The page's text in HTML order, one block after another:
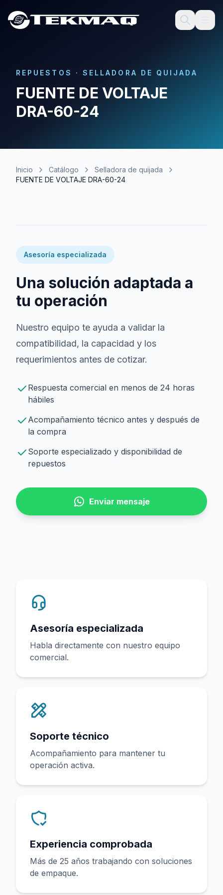
REPUESTOS · SELLADORA DE QUIJADA
FUENTE DE VOLTAJE
DRA-60-24
Inicio Catálogo
Selladora de quijada
FUENTE DE VOLTAJE DRA-60-24
Asesoría especializada
Una solución adaptada a
tu operación
Nuestro equipo te ayuda a validar la
compatibilidad, la capacidad y los
requerimientos antes de cotizar.
Respuesta comercial en menos de 24 horas
hábiles
Acompañamiento técnico antes y después de
la compra
Soporte especializado y disponibilidad de
repuestos
Enviar mensaje
Asesoría especializada
Habla directamente con nuestro equipo
comercial.
Soporte técnico
Acompañamiento para mantener tu
operación activa.
Experiencia comprobada
Más de 25 años trabajando con soluciones
de empaque.